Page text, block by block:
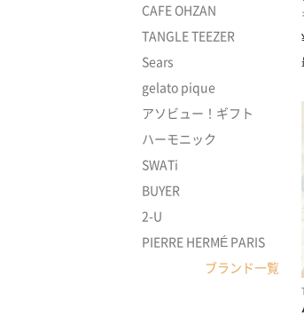
CAFE OHZAN
TANGLE TEEZER
Sears
gelato pique
アソビュー！ギフト
ハーモニック
SWATi
BUYER
2-U
PIERRE HERMÉ PARIS
ブランド一覧